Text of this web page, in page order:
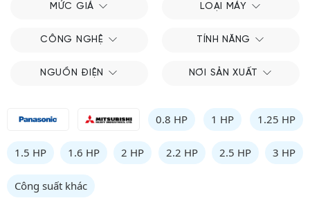
MỨC GIÁ LOẠI MÁY
CÔNG NGHỆ TÍNH NĂNG
NGUỒN ĐIỆN NƠI SẢN XUẤT
0.8 HP 1 HP 1.25 HP
1.5 HP 1.6 HP 2 HP 2.2 HP 2.5 HP 3 HP
Công suất khác